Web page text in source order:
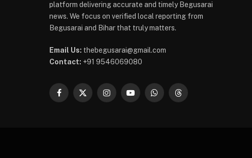
platform delivering accurate and timely Begusarai
news. We focus on verified local reporting from
Begusarai and Bihar that truly matters.
Email Us: thebegusarai@gmail.com
Contact: +91 9546069080
Facebook
X
InstagramYouTubeWhatsAppThreads